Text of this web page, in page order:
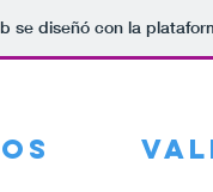
se diseñó con la